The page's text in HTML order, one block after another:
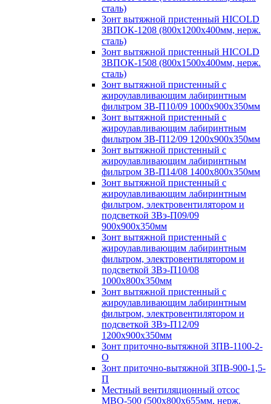
сталь)
Зонт вытяжной пристенный HICOLD
ЗВПОК-1208 (800х1200х400мм, нерж.
сталь)
Зонт вытяжной пристенный HICOLD
ЗВПОК-1508 (800х1500х400мм, нерж.
сталь)
Зонт вытяжной пристенный с
жироулавливающим лабиринтным
фильтром ЗВ-П10/09 1000х900х350мм
Зонт вытяжной пристенный с
жироулавливающим лабиринтным
фильтром ЗВ-П12/09 1200х900х350мм
Зонт вытяжной пристенный с
жироулавливающим лабиринтным
фильтром ЗВ-П14/08 1400х800х350мм
Зонт вытяжной пристенный с
жироулавливающим лабиринтным
фильтром, электровентилятором и
подсветкой ЗВэ-П09/09
900х900х350мм
Зонт вытяжной пристенный с
жироулавливающим лабиринтным
фильтром, электровентилятором и
подсветкой ЗВэ-П10/08
1000х800х350мм
Зонт вытяжной пристенный с
жироулавливающим лабиринтным
фильтром, электровентилятором и
подсветкой ЗВэ-П12/09
1200х900х350мм
Зонт приточно-вытяжной ЗПВ-1100-2-
О
Зонт приточно-вытяжной ЗПВ-900-1,5-
П
Местный вентиляционный отсос
МВО-500 (500х800х655мм, нерж.